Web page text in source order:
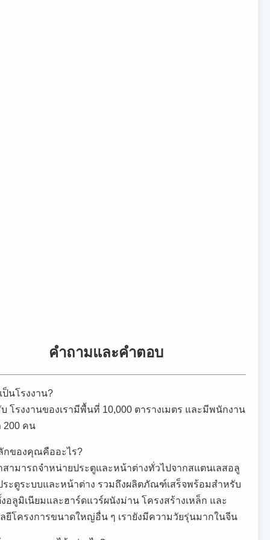
คําถามและคําตอบ
นโรงงาน?
โรงงานของเรามีพื้นที่ 10,000 ตารางเมตร และมีพนักงาน
200 คน
กของคุณคืออะไร?
สามารถจําหน่ายประตูและหน้าต่างทั่วไปจากสแตนเลสอลู
ระตูระบบและหน้าต่าง รวมถึงผลิตภัณฑ์เสร็จพร้อมสําหรับ
อลูมิเนียมและฮาร์ดแวร์ผนังม่าน โครงสร้างเหล็ก และ
ยีโครงการขนาดใหญ่อื่น ๆ เรายังมีความวัยรุ่นมากในจีน